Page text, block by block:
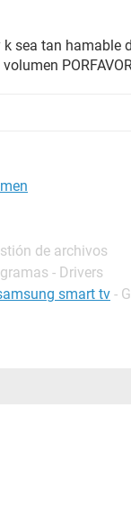
sea tan hamable
de archivos
- Drivers
smart tv -